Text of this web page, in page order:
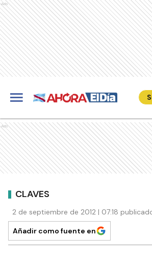
Ads
Ads
CLAVES
2 de septiembre de 2012 | 07:18
Añadir como fuente en